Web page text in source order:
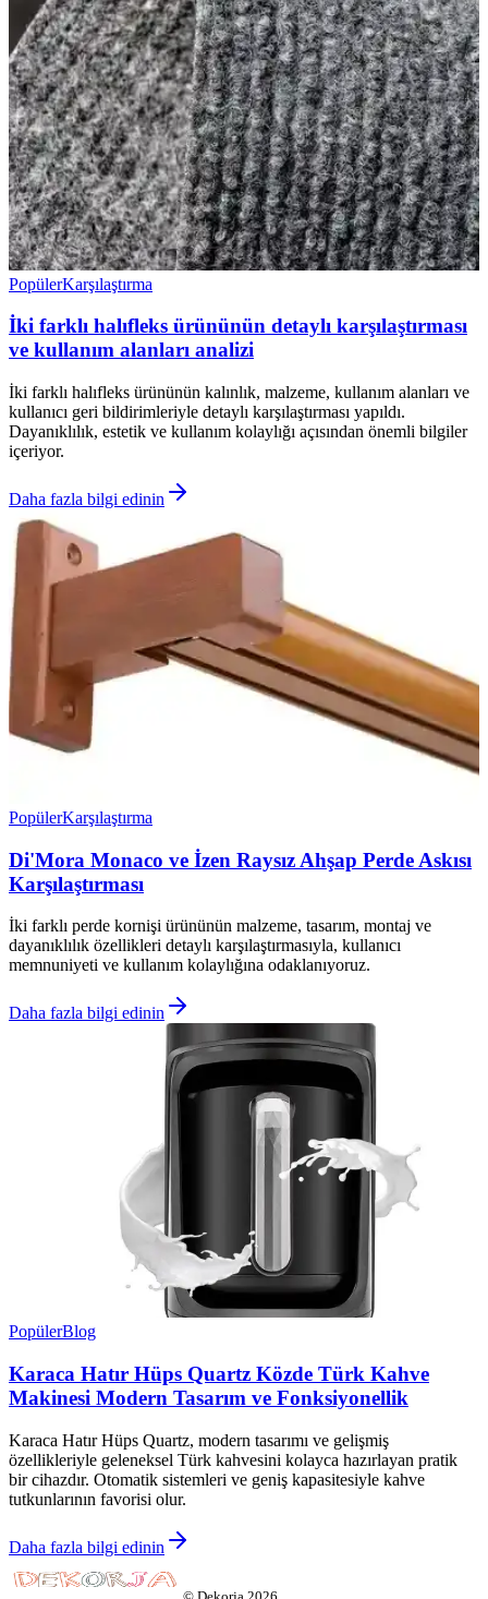
PopülerKarşılaştırma
İki farklı halıfleks ürününün detaylı karşılaştırması
ve kullanım alanları analizi
İki farklı halıfleks ürününün kalınlık, malzeme, kullanım alanları ve
kullanıcı geri bildirimleriyle detaylı karşılaştırması yapıldı.
Dayanıklılık, estetik ve kullanım kolaylığı açısından önemli bilgiler
içeriyor.
Daha fazla bilgi edinin
PopülerKarşılaştırma
Di'Mora Monaco ve İzen Raysız Ahşap Perde Askısı
Karşılaştırması
İki farklı perde kornişi ürününün malzeme, tasarım, montaj ve
dayanıklılık özellikleri detaylı karşılaştırmasıyla, kullanıcı
memnuniyeti ve kullanım kolaylığına odaklanıyoruz.
Daha fazla bilgi edinin
PopülerBlog
Karaca Hatır Hüps Quartz Közde Türk Kahve
Makinesi Modern Tasarım ve Fonksiyonellik
Karaca Hatır Hüps Quartz, modern tasarımı ve gelişmiş
özellikleriyle geleneksel Türk kahvesini kolayca hazırlayan pratik
bir cihazdır. Otomatik sistemleri ve geniş kapasitesiyle kahve
tutkunlarının favorisi olur.
Daha fazla bilgi edinin